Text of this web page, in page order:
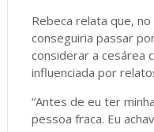
Rebeca relata que,
conseguiria passar
considerar a cesárea
influenciada por
“Antes de eu ter
pessoa fraca. Eu